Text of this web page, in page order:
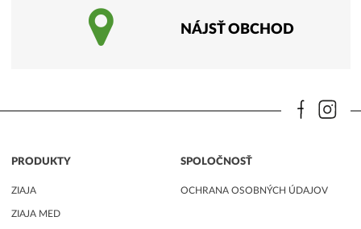
NÁJSŤ OBCHOD
PRODUKTY
ZIAJA
ZIAJA MED
SPOLOČNOSŤ
OCHRANA OSOBNÝCH ÚDAJOV